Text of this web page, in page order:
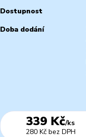
Dostupnost
Doba dodání
339 Kč/ks
280 Kč bez DPH